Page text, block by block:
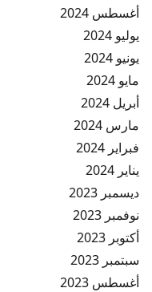
أغسطس 2024
يوليو 2024
يونيو 2024
مايو 2024
أبريل 2024
مارس 2024
فبراير 2024
يناير 2024
ديسمبر 2023
نوفمبر 2023
أكتوبر 2023
سبتمبر 2023
أغسطس 2023